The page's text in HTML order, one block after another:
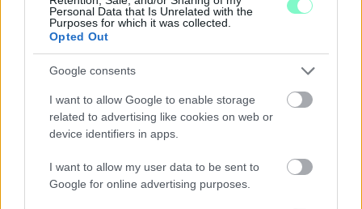
Personal Data that Is Unrelated with the
Purposes for which it was collected.
Opted Out
Google consents
I want to allow Google to enable storage
related to advertising like cookies on web or
device identifiers in apps.
I want to allow my user data to be sent to
Google for online advertising purposes.
Yigal Unna, az izraeli Nemzeti Kiberügyi Igazgatóság vezetője
egy hónappal később, de még a második támadás előtt
, hogy
történetében,
mert egyértelműen a polgári lakosságot támadták vele.
„Ha azt mondom, gyorsan változnak a dolgok, nem fogalmazok